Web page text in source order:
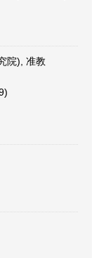
院), 准教